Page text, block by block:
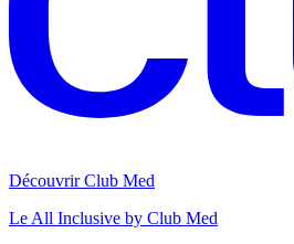
Découvrir Club Med
Le All Inclusive by Club Med